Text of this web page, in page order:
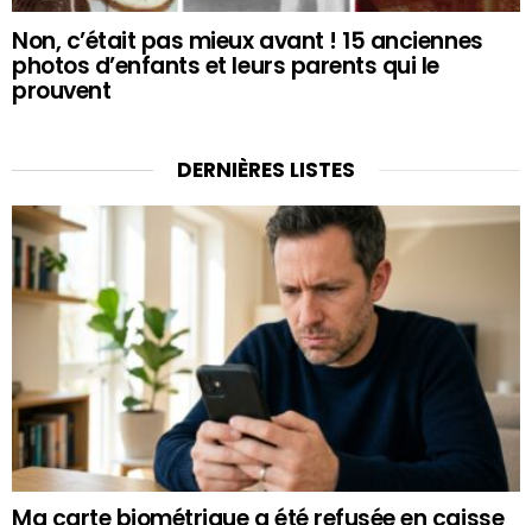
Non, c’était pas mieux avant ! 15 anciennes
photos d’enfants et leurs parents qui le
prouvent
DERNIÈRES LISTES